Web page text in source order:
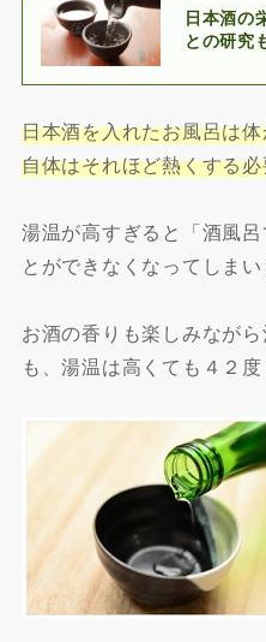
日本酒の
との研究
日本酒を入れたお風呂は
自体はそれほど熱くする
湯温が高すぎると「酒風
とができなくなってしまい
お酒の香りも楽しみなが
も、湯温は高くても４２度